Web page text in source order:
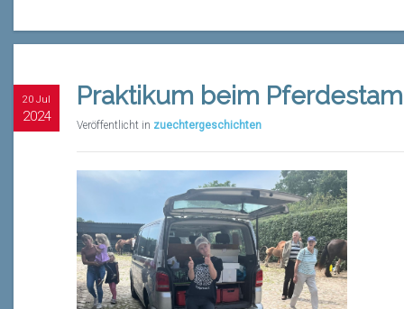
20 Jul
2024
Praktikum beim
Veröffentlicht in zuechtergeschichten